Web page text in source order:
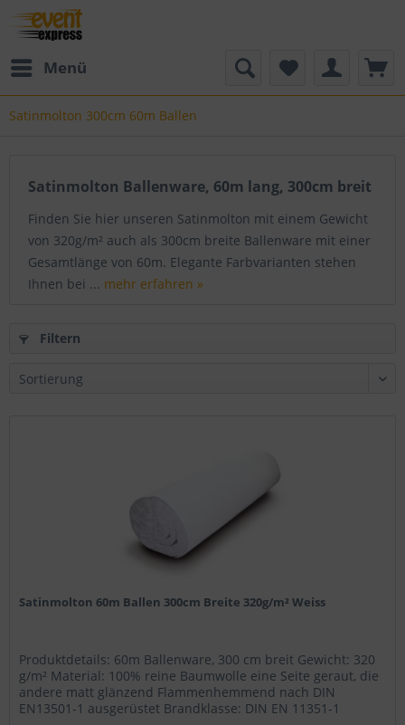
Menü
Satinmolton 300cm 60m Ballen
Satinmolton Ballenware, 60m lang, 300cm breit
Finden Sie hier unseren Satinmolton mit einem Gewicht
von 320g/m² auch als 300cm breite Ballenware mit einer
Gesamtlänge von 60m. Elegante Farbvarianten stehen
Ihnen bei ... mehr erfahren »
Filtern
Satinmolton 60m Ballen 300cm Breite 320g/m² Weiss
Produktdetails: 60m Ballenware, 300 cm breit Gewicht: 320
g/m² Material: 100% reine Baumwolle eine Seite geraut, die
andere matt glänzend Flammenhemmend nach DIN
EN13501-1 ausgerüstet Brandklasse: DIN EN 11351-1